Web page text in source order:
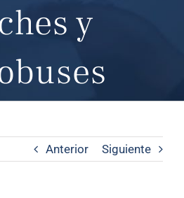
y
Anterior Siguiente